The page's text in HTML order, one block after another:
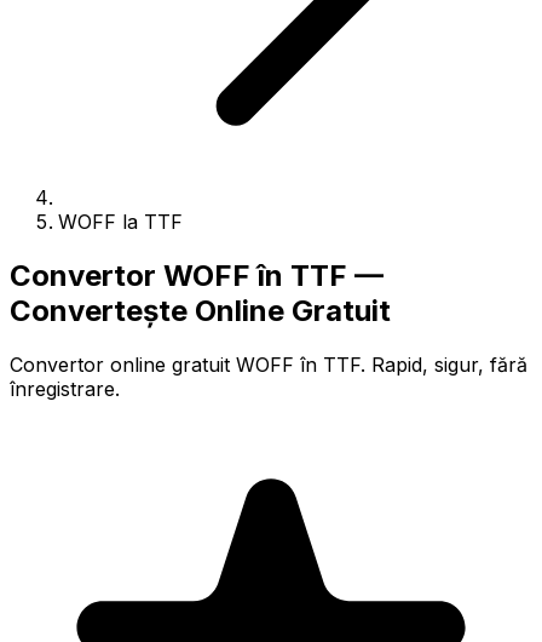
WOFF la TTF
Convertor WOFF în TTF —
Convertește Online Gratuit
Convertor online gratuit WOFF în TTF. Rapid, sigur, fără
înregistrare.